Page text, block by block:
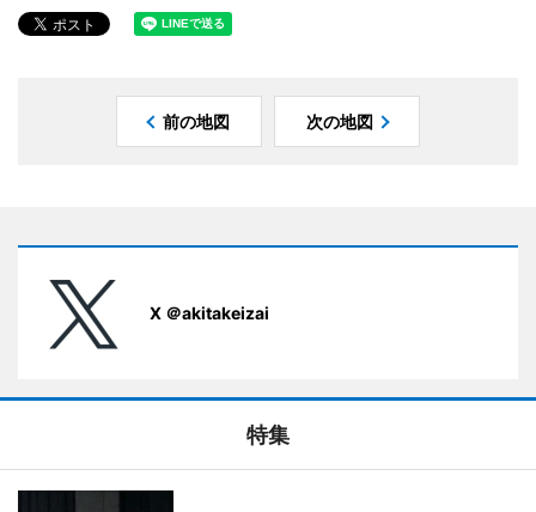
前の地図 次の地図
X ＠akitakeizai
特集